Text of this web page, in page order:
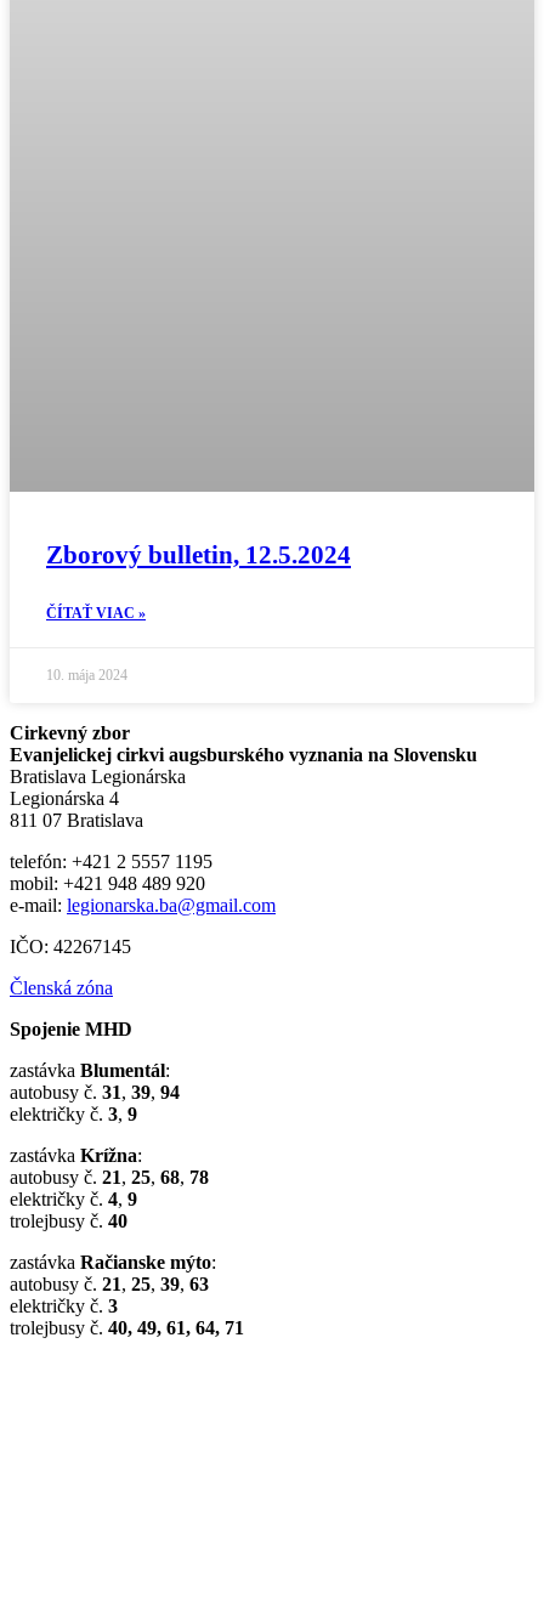
Zborový bulletin, 12.5.2024
ČÍTAŤ VIAC »
10. mája 2024
Cirkevný zbor
Evanjelickej cirkvi augsburského vyznania na Slovensku
Bratislava Legionárska
Legionárska 4
811 07 Bratislava
telefón: +421 2 5557 1195
mobil: +421 948 489 920
e-mail: legionarska.ba@gmail.com
IČO: 42267145
Členská zóna
Spojenie MHD
zastávka Blumentál:
autobusy č. 31, 39, 94
električky č. 3, 9
zastávka Krížna:
autobusy č. 21, 25, 68, 78
električky č. 4, 9
trolejbusy č. 40
zastávka Račianske mýto:
autobusy č. 21, 25, 39, 63
električky č. 3
trolejbusy č. 40, 49, 61, 64, 71